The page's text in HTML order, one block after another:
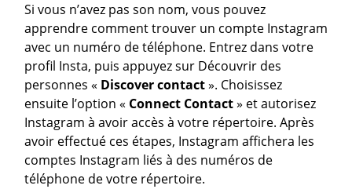
Si vous n’avez pas son nom, vous pouvez
apprendre comment trouver un compte Instagram
avec un numéro de téléphone. Entrez dans votre
profil Insta, puis appuyez sur Découvrir des
personnes « Discover contact». Choisissez
ensuite l’option « Connect Contact» et autorisez
Instagram à avoir accès à votre répertoire. Après
avoir effectué ces étapes, Instagram affichera les
comptes Instagram liés à des numéros de
téléphone de votre répertoire.